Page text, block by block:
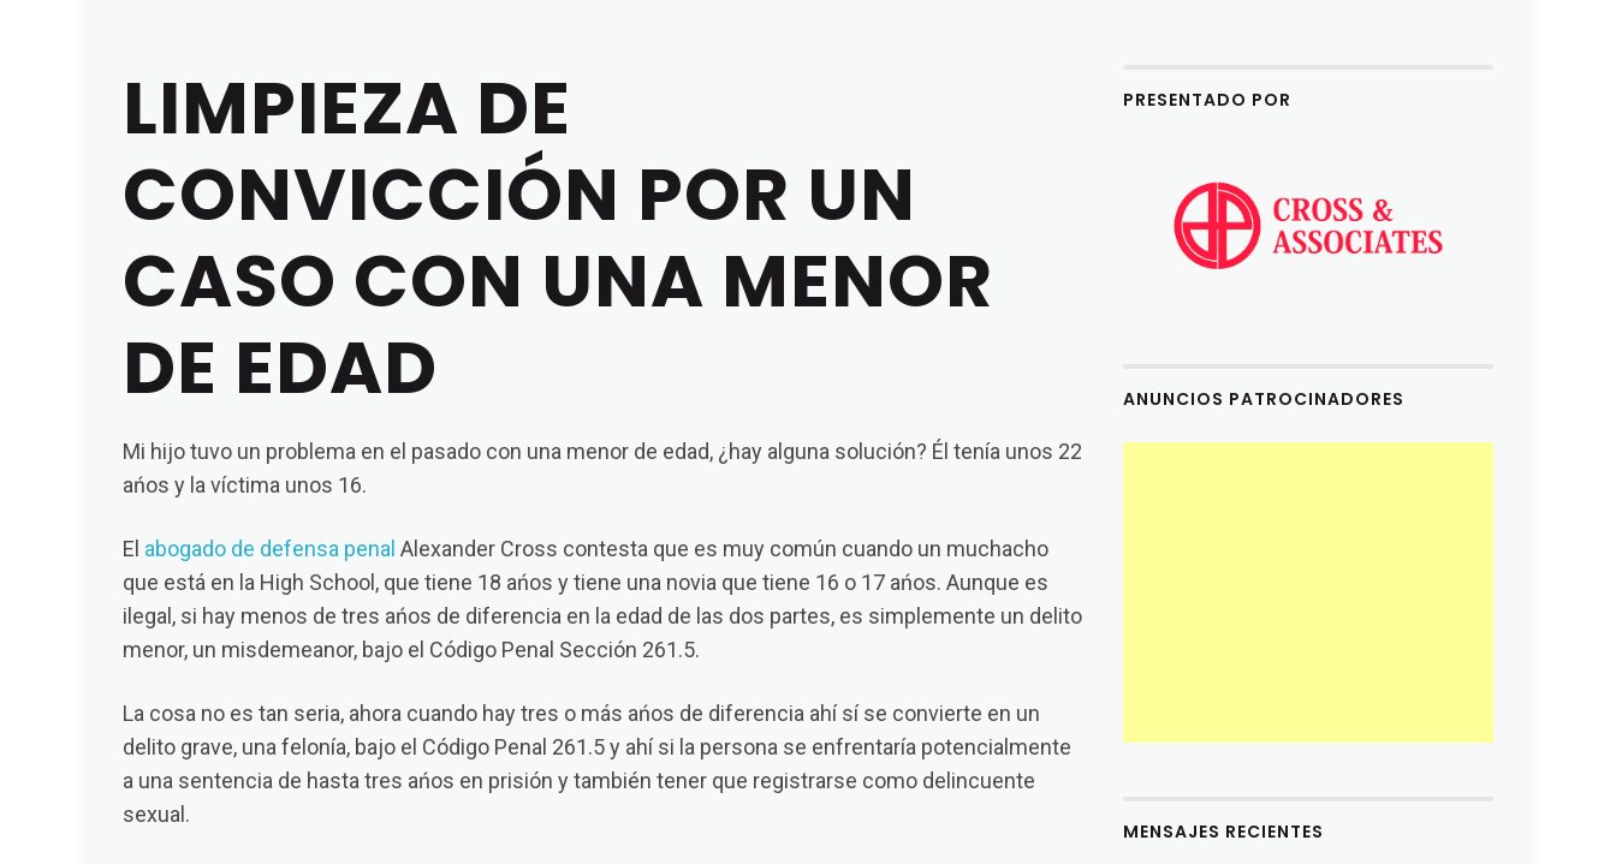
increase
LIMPIEZA DE
CONVICCIÓN POR UN
CASO CON UNA MENOR
DE EDAD
Mi hijo tuvo un problema en el pasado con una menor de edad, ¿hay alguna solución? Él tenía unos 22
ańos y la víctima unos 16.
El abogado de defensa penal Alexander Cross contesta que es muy común cuando un muchacho
que está en la High School, que tiene 18 ańos y tiene una novia que tiene 16 o 17 ańos. Aunque es
ilegal, si hay menos de tres ańos de diferencia en la edad de las dos partes, es simplemente un delito
menor, un misdemeanor, bajo el Código Penal Sección 261.5.
La cosa no es tan seria, ahora cuando hay tres o más ańos de diferencia ahí sí se convierte en un
delito grave, una felonía, bajo el Código Penal 261.5 y ahí si la persona se enfrentaría potencialmente
a una sentencia de hasta tres ańos en prisión y también tener que registrarse como delincuente
sexual.
PRESENTADO POR
ANUNCIOS PATROCINADORES
MENSAJES RECIENTES